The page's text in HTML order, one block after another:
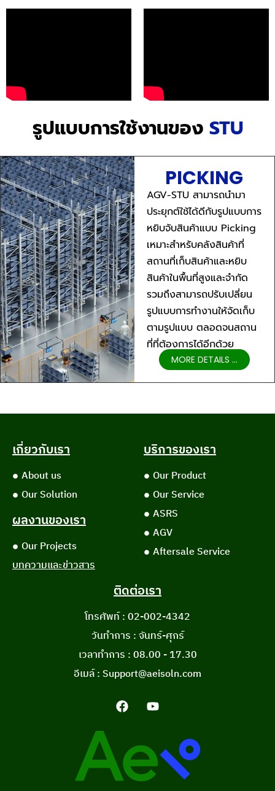
รูปแบบการใช้งานของ STU
PICKING
AGV-STU สามารถนำมา
ประยุกต์ใช้ได้ดีกับรูปแบบการ
หยิบจับสินค้าแบบ Picking
เหมาะสำหรับคลังสินค้าที่
สถานที่เก็บสินค้าและหยิบ
สินค้าในพื้นที่สูงและจำกัด
รวมถึงสามารถปรับเปลี่ยน
รูปแบบการทำงานให้จัดเก็บ
ตามรูปแบบ ตลอดจนสถาน
ที่ที่ต้องการได้อีกด้วย
MORE DETAILS ...
เกี่ยวกับเรา
About us
Our Solution
ผลงานของเรา
Our Projects
บทความและข่าวสาร
บริการของเรา
Our Product
Our Service
ASRS
AGV
Aftersale Service
ติดต่อเรา
โทรศัพท์ : 02-002-4342
วันทำการ : จันทร์-ศุกร์
เวลาทำการ : 08.00 - 17.30
อีเมล์ : Support@aeisoln.com